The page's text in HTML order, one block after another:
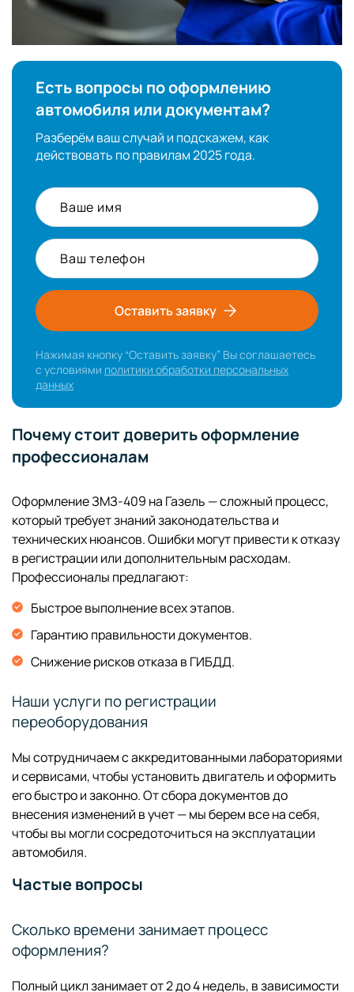
Есть вопросы по оформлению
автомобиля или документам?
Разберём ваш случай и подскажем, как
действовать по правилам 2025 года.
Ваше имя
Ваш телефон
Оставить заявку
Нажимая кнопку “Оставить заявку” Вы соглашаетесь
с условиями политики обработки персональных
данных
Почему стоит доверить оформление
профессионалам
Оформление ЗМЗ-409 на Газель — сложный процесс,
который требует знаний законодательства и
технических нюансов. Ошибки могут привести к отказу
в регистрации или дополнительным расходам.
Профессионалы предлагают:
Быстрое выполнение всех этапов.
Гарантию правильности документов.
Снижение рисков отказа в ГИБДД.
Наши услуги по регистрации
переоборудования
Мы сотрудничаем с аккредитованными лабораториями
и сервисами, чтобы установить двигатель и оформить
его быстро и законно. От сбора документов до
внесения изменений в учет — мы берем все на себя,
чтобы вы могли сосредоточиться на эксплуатации
автомобиля.
Частые вопросы
Сколько времени занимает процесс
оформления?
Полный цикл занимает от 2 до 4 недель, в зависимости